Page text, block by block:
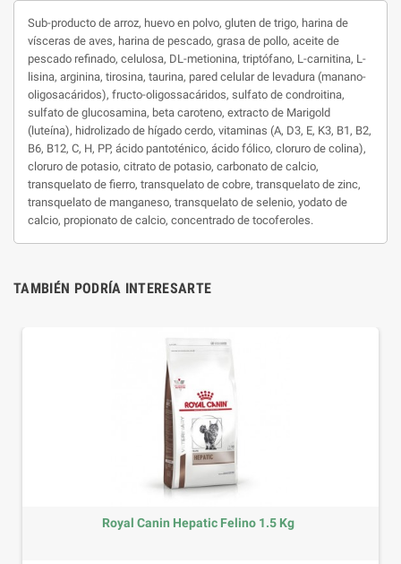
Sub-producto de arroz, huevo en polvo, gluten de trigo, harina de
vísceras de aves, harina de pescado, grasa de pollo, aceite de
pescado refinado, celulosa, DL-metionina, triptófano, L-carnitina, L-
lisina, arginina, tirosina, taurina, pared celular de levadura (manano-
oligosacáridos), fructo-oligossacáridos, sulfato de condroitina,
sulfato de glucosamina, beta caroteno, extracto de Marigold
(luteína), hidrolizado de hígado cerdo, vitaminas (A, D3, E, K3, B1, B2,
B6, B12, C, H, PP, ácido pantoténico, ácido fólico, cloruro de colina),
cloruro de potasio, citrato de potasio, carbonato de calcio,
transquelato de fierro, transquelato de cobre, transquelato de zinc,
transquelato de manganeso, transquelato de selenio, yodato de
calcio, propionato de calcio, concentrado de tocoferoles.
TAMBIÉN PODRÍA INTERESARTE
Royal Canin Hepatic Felino 1.5 Kg